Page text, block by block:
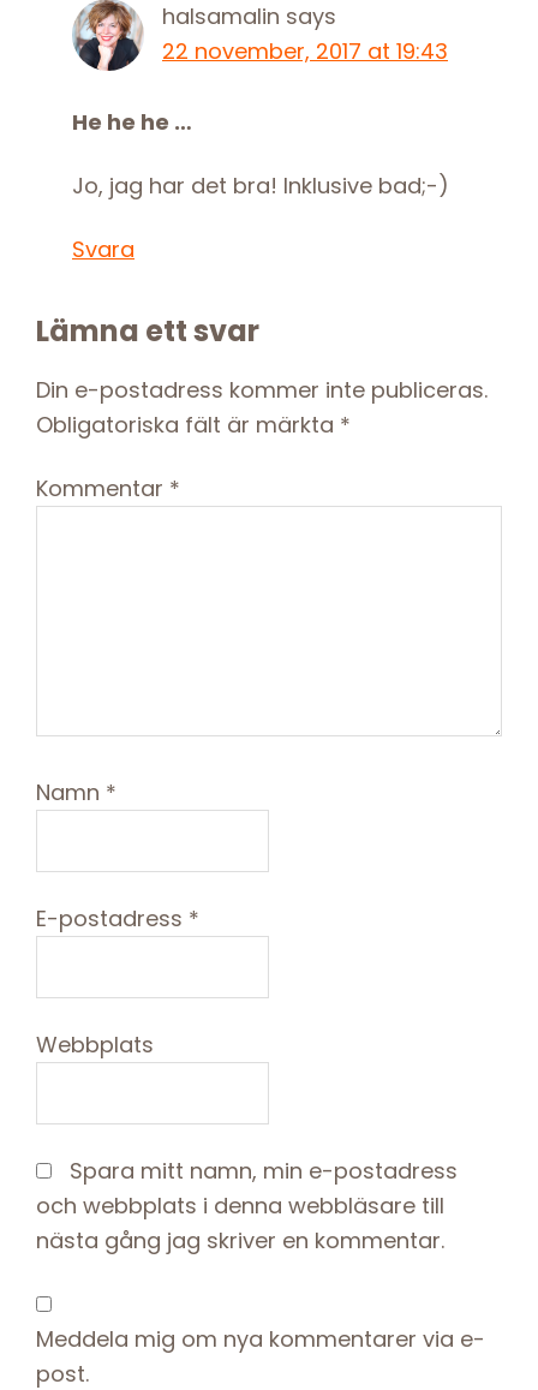
halsamalin says
22 november, 2017 at 19:43
He he he …
Jo, jag har det bra! Inklusive bad;-)
Svara
Lämna ett svar
Din e-postadress kommer inte publiceras.
Obligatoriska fält är märkta *
Kommentar *
Namn *
E-postadress *
Webbplats
Spara mitt namn, min e-postadress
och webbplats i denna webbläsare till
nästa gång jag skriver en kommentar.
Meddela mig om nya kommentarer via e-
post.